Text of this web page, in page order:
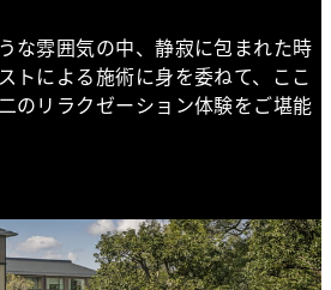
な雰囲気の中、静寂に包まれた時
トによる施術に身を委ねて、ここ
のリラクゼーション体験をご堪能